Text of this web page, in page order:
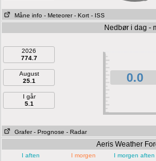
Måne info - Meteorer - Kort - ISS
Nedbør i dag -
2026
774.7
August
25.1
I går
5.1
0.0
Grafer - Prognose - Radar
Aeris Weather
I aften I morgen I morgen aften